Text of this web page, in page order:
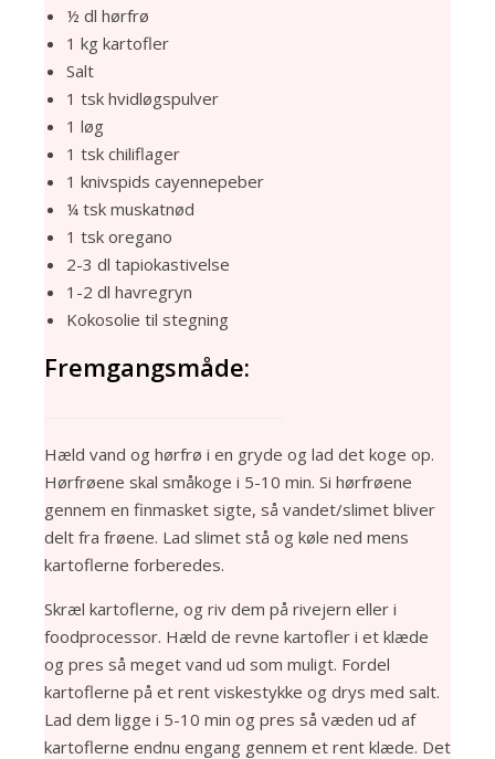
½ dl hørfrø
1 kg kartofler
Salt
1 tsk hvidløgspulver
1 løg
1 tsk chiliflager
1 knivspids cayennepeber
¼ tsk muskatnød
1 tsk oregano
2-3 dl tapiokastivelse
1-2 dl havregryn
Kokosolie til stegning
Fremgangsmåde:
Hæld vand og hørfrø i en gryde og lad det koge op.
Hørfrøene skal småkoge i 5-10 min. Si hørfrøene
gennem en finmasket sigte, så vandet/slimet bliver
delt fra frøene. Lad slimet stå og køle ned mens
kartoflerne forberedes.
Skræl kartoflerne, og riv dem på rivejern eller i
foodprocessor. Hæld de revne kartofler i et klæde
og pres så meget vand ud som muligt. Fordel
kartoflerne på et rent viskestykke og drys med salt.
Lad dem ligge i 5-10 min og pres så væden ud af
kartoflerne endnu engang gennem et rent klæde. Det